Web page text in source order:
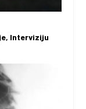
Interviziju